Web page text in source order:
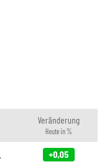
Veränderung
Heute in %
+0,05